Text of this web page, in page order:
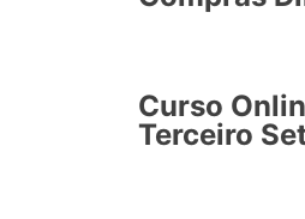
Curso
Terceiro